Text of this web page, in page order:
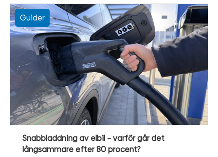
Guider
Snabbladdning av elbil – varför går det
långsammare efter 80 procent?